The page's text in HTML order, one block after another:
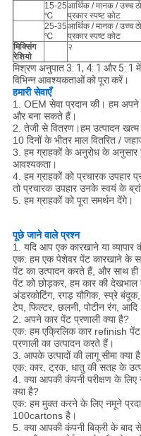
15-25
℃
आर्थिक / मानक / उच्च
प्रकार स्पष्ट कोट
25-35
℃
आर्थिक / मानक / उच्च
प्रकार स्पष्ट कोट
मिक्सिंग
रेशियो
२
मिश्रण अनुपात 3: 1, 4: 1 और 5: 1 में
विभिन्न आवश्यकताओं को पूरा करें।
हमारी सेवाएँ
1. OEM सेवा प्रदान की। हम अपने
और बना सकते हैं।
2. तेजी से वितरण।हम उत्पादन
10 दिनों के भीतर माल वितरित /
3. हम ग्राहकों के अनुरोध के अनुसार
आवश्यकता।
4. हम ग्राहकों को प्रचारक उपहार
तो प्रचारक उपहार उनके स्वयं के
5. हम ग्राहकों को पूरा समर्थन देंगे।
पूछे जाने वाले प्रश्न
1. यदि आप एक कारखाने या व्यापार
एक: हम एक पेशेवर पेंट कारखाने के
पेंट का उत्पादन करते हैं, और साथ
पेंट को छोड़कर, हम कार की
अंडरकोटिंग, रगड़ यौगिक, स्प्रे
टेप, फिल्टर, छलनी, पोटीन रंग, आदि
2. अपने कार पेंट प्रणाली क्या है?
एक: हम एक्रिलिक कार refinish
प्रणाली का उत्पादन करते हैं।
3. आपके उत्पादों की लागू सीमा क्या
एक: कार, ट्रक, धातु की सतह के
4. क्या आपकी कंपनी परीक्षण के
क्या है?
एक: हम मुक्त करने के लिए नमूने
100cartons है।
5. क्या आपकी कंपनी बिक्री के बाद